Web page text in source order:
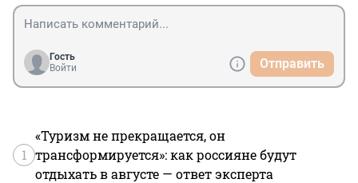
Гость
Войти
Отправить
1
«Туризм не прекращается, он
трансформируется»: как россияне будут
отдыхать в августе — ответ эксперта